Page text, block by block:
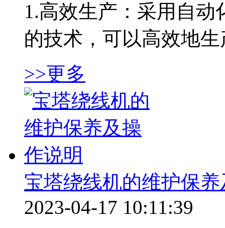
1.高效生产：采用自
的技术，可以高效地
>>更多
宝塔绕线机的维护保
2023-04-17 10:11:39